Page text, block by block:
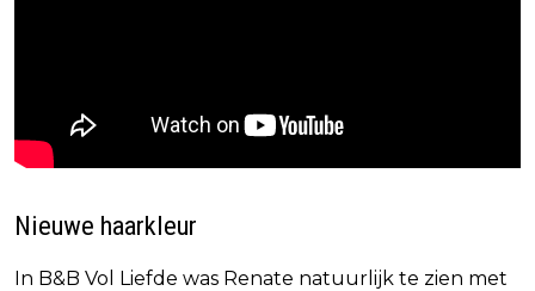
Nieuwe haarkleur
In B&B Vol Liefde was Renate natuurlijk te zien met